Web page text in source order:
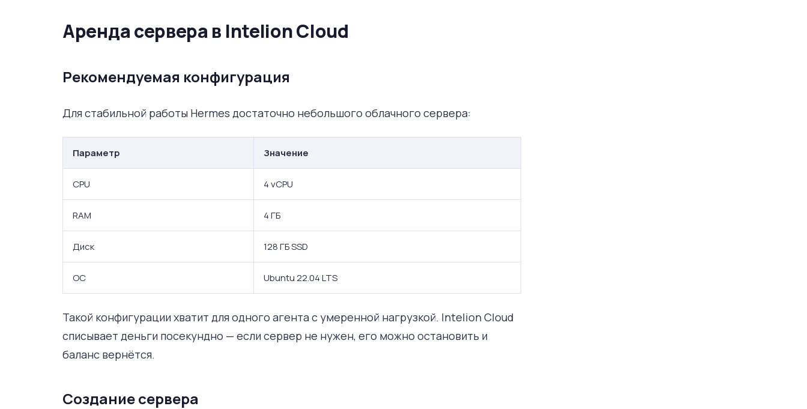
Аренда сервера в Intelion Cloud
Рекомендуемая конфигурация
Для стабильной работы Hermes достаточно небольшого облачного сервера:
Параметр Значение
CPU 4 vCPU
RAM 4 ГБ
Диск 128 ГБ SSD
ОС Ubuntu 22.04 LTS
Такой конфигурации хватит для одного агента с умеренной нагрузкой. Intelion Cloud
списывает деньги посекундно — если сервер не нужен, его можно остановить и
баланс вернётся.
Создание сервера